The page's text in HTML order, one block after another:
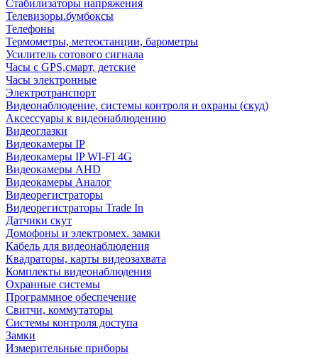
Стабилизаторы напряжения
Телевизоры.бумбоксы
Телефоны
Термометры, метеостанции, барометры
Усилитель сотового сигнала
Часы с GPS,смарт, детские
Часы электронные
Электротранспорт
Видеонаблюдение, системы контроля и охраны (скуд)
Аксессуары к видеонаблюдению
Видеоглазки
Видеокамеры IP
Видеокамеры IP WI-FI 4G
Видеокамеры AHD
Видеокамеры Аналог
Видеорегистраторы
Видеорегистраторы Trade In
Датчики скут
Домофоны и электромех. замки
Кабель для видеонаблюдения
Квадраторы, карты видеозахвата
Комплекты видеонаблюдения
Охранные системы
Программное обеспечение
Свитчи, коммутаторы
Системы контроля доступа
Замки
Измерительные приборы